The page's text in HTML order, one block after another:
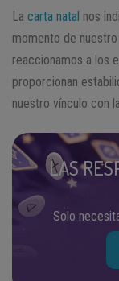
La carta natal nos
momento de
reaccionamos a los
proporcionan
nuestro vínculo con
LAS
Solo